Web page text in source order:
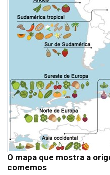
O mapa que mostra a
comemos